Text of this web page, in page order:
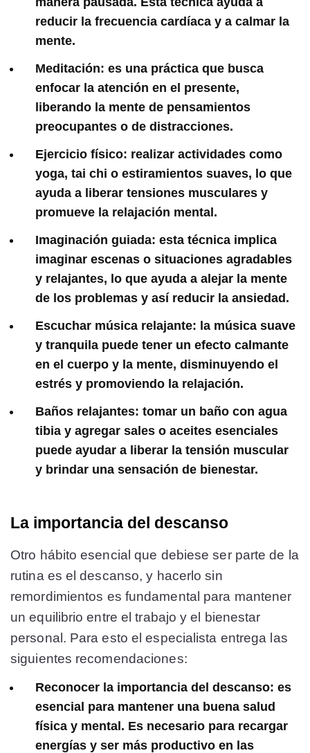
reducir la frecuencia cardíaca y a calmar la
mente.
Meditación: es una práctica que busca
enfocar la atención en el presente,
liberando la mente de pensamientos
preocupantes o de distracciones.
Ejercicio físico: realizar actividades como
yoga, tai chi o estiramientos suaves, lo que
ayuda a liberar tensiones musculares y
promueve la relajación mental.
Imaginación guiada: esta técnica implica
imaginar escenas o situaciones agradables
y relajantes, lo que ayuda a alejar la mente
de los problemas y así reducir la ansiedad.
Escuchar música relajante: la música suave
y tranquila puede tener un efecto calmante
en el cuerpo y la mente, disminuyendo el
estrés y promoviendo la relajación.
Baños relajantes: tomar un baño con agua
tibia y agregar sales o aceites esenciales
puede ayudar a liberar la tensión muscular
y brindar una sensación de bienestar.
La importancia del descanso
Otro hábito esencial que debiese ser parte de la
rutina es el descanso, y hacerlo sin
remordimientos es fundamental para mantener
un equilibrio entre el trabajo y el bienestar
personal. Para esto el especialista entrega las
siguientes recomendaciones:
Reconocer la importancia del descanso: es
esencial para mantener una buena salud
física y mental. Es necesario para recargar
energías y ser más productivo en las